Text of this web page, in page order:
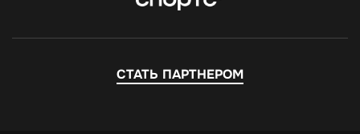
СТАТЬ ПАРТНЕРОМ